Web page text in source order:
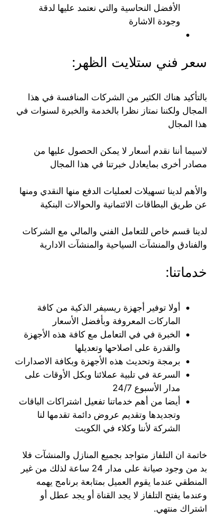
الأفضل النحاسية والتي نعتمد عليها لدقة
وجودة الاشارة
سعر فني ستلايت الظهر:
بالتأكيد هناك الكثير من الشركات المنافسة في هذا
المجال ولكننا نمتاز نظرا بالخدمة والخبرة لسنوات في
هذا المجال
لاسيما أننا نقدم أسعار لا يمكن الحصول عليها من
مصادر أخرى بمايعادل خبرتنا في هذا المجال
والأهم لدينا تسهيلات لعمليات الدفع منها النقدي ومنها
عن طريق البطاقات الائتمانية والحوالات البنكية
لدينا قسم خاص للتعامل الفني والمالي مع الشركات
والفنادق والمنشآت السياحية والمنشآت الادارية
خدماتنا:
أولا توفير أجهزة ريسيفر الذكية من كافة
الماركات المعروفة وبأفضل الأسعار
الخبرة في في التعامل مع كافة هذه الأجهزة
والقدرة على اصلاحها وتعديلها
برمجة وتحديث هذه الأجهزة وبكافة الاصدارات
السرعة في تلبية عملائنا وبكل الأوقات على
مدار الأسبوع 24/7
أيضا من أهم خدماتنا تفعيل اشتراكات الباقات
وتجديدها وتقديم عروض دائمة تقدمها لنا
الشركة لأننا وكلاء في الكويت
خاتمة ان التلفاز متواجد بجميع المنازل والمنشآت فلا
بد من وجود صيانة على مدار 24 ساعة لذلك من غير
المنطقي عندما يقوم العميل بمتابعة برنامج يهمه
وعندما يفتح التلفاز لا يجد القناة أو يجد عطل أو
اشتراك منتهي.